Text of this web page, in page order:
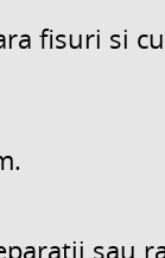
fisuri si
sau